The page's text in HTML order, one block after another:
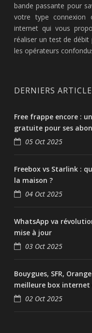
bande passante pour
votre type connexion
internet qui vous
réaliser un test de
les opérateurs
DERNIERS
Free frappe encore :
gratuite pour ses
05 Oct 2025
Freebox vs Starlink :
la maison ?
04 Oct 2025
WhatsApp va
mise à jour
03 Oct 2025
Bouygues, SFR,
meilleure box internet
02 Oct 2025